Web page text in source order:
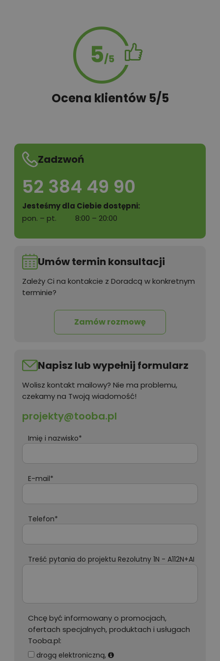
Ocena klientów 5/5
Zadzwoń
52 384 49 90
Jesteśmy dla Ciebie dostępni:
pon. – pt.
8:00 – 20:00
Umów termin konsultacji
Zależy Ci na kontakcie z Doradcą w konkretnym
terminie?
Zamów rozmowę
Napisz lub wypełnij formularz
Wolisz kontakt mailowy? Nie ma problemu,
czekamy na Twoją wiadomość!
projekty@tooba.pl
Imię i nazwisko*
E-mail*
Telefon*
Treść pytania do projektu Rezolutny 1N - A112N+AR1*
Chcę być informowany o promocjach,
ofertach specjalnych, produktach i usługach
Tooba.pl:
drogą elektroniczną,